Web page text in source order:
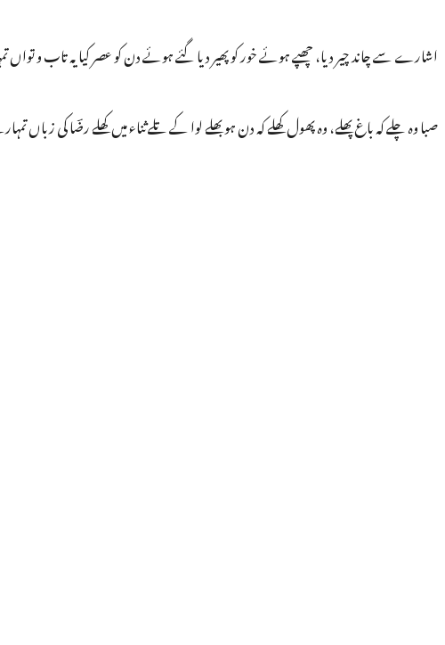
اشارے سے چاند چیر دیا، چھپے ہوئے خور کو پھیر دیا گئے ہوئے دن کو عصر کیا یہ تاب و
صبا وہ چلے کہ باغ پھلے، وہ پھول کھلے کہ دن ہو بھلے لوا کے تلے ثناء میں کھلے رضؔا کی زباں